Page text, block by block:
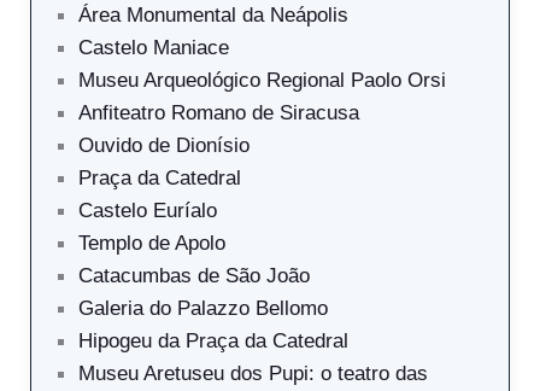
Área Monumental da Neápolis
Castelo Maniace
Museu Arqueológico Regional Paolo Orsi
Anfiteatro Romano de Siracusa
Ouvido de Dionísio
Praça da Catedral
Castelo Euríalo
Templo de Apolo
Catacumbas de São João
Galeria do Palazzo Bellomo
Hipogeu da Praça da Catedral
Museu Aretuseu dos Pupi: o teatro das